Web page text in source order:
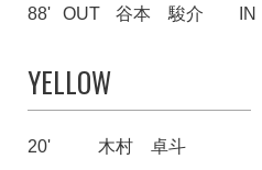
88' OUT 谷本 駿介 IN
YELLOW
20' 木村 卓斗